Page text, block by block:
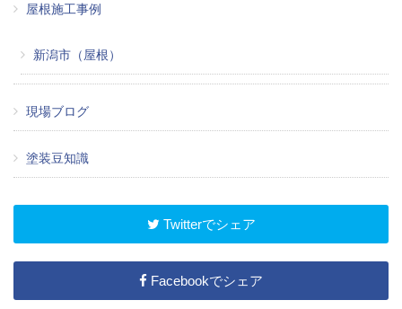
屋根施工事例
新潟市（屋根）
現場ブログ
塗装豆知識
Twitterでシェア
Facebookでシェア